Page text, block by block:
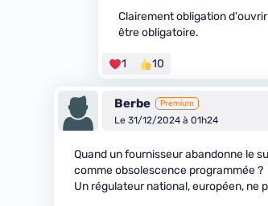
Clairement obligation
être obligatoire.
1 10
Berbe Premium
Le 31/12/2024 à 01h24
Quand un fournisseur abandonne le
comme obsolescence programmée ?
Un régulateur national, européen, ne